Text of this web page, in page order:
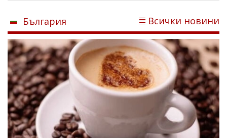
България Всички новини